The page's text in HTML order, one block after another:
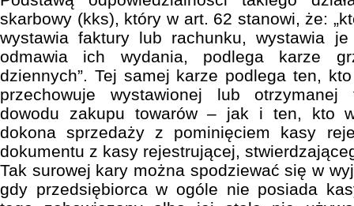
skarbowy (kks), który w art. 62 stanowi, że:
wystawia faktury lub rachunku, wystawia
odmawia ich wydania, podlega karze
dziennych”. Tej samej karze podlega ten,
przechowuje wystawionej lub
dowodu zakupu towarów – jak i ten, kto
dokona sprzedaży z pominięciem kasy
dokumentu z kasy rejestrującej,
Tak surowej kary można spodziewać się w
gdy przedsiębiorca w ogóle nie posiada